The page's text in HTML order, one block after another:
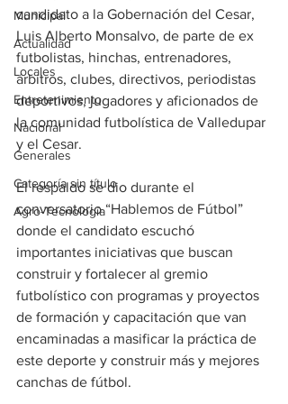
Municipal
Actualidad
Locales
Entretenimiento
Nacional
Generales
Categoría sin título
Agro-Tecnología
candidato a la Gobernación del Cesar,
Luis Alberto Monsalvo, de parte de ex
futbolistas, hinchas, entrenadores,
árbitros, clubes, directivos, periodistas
deportivos, jugadores y aficionados de
la comunidad futbolística de Valledupar
y el Cesar.
El respaldo se dio durante el
conversatorio “Hablemos de Fútbol”
donde el candidato escuchó
importantes iniciativas que buscan
construir y fortalecer al gremio
futbolístico con programas y proyectos
de formación y capacitación que van
encaminadas a masificar la práctica de
este deporte y construir más y mejores
canchas de fútbol.